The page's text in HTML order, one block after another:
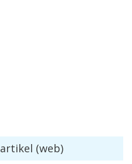
artikel (web)